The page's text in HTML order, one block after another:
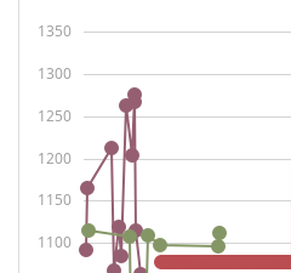
1100
1150
1200
1250
1300
1350